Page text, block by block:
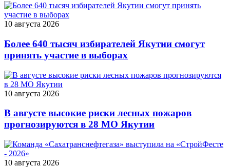
10 августа 2026
Более 640 тысяч избирателей Якутии смогут
принять участие в выборах
10 августа 2026
В августе высокие риски лесных пожаров
прогнозируются в 28 МО Якутии
10 августа 2026